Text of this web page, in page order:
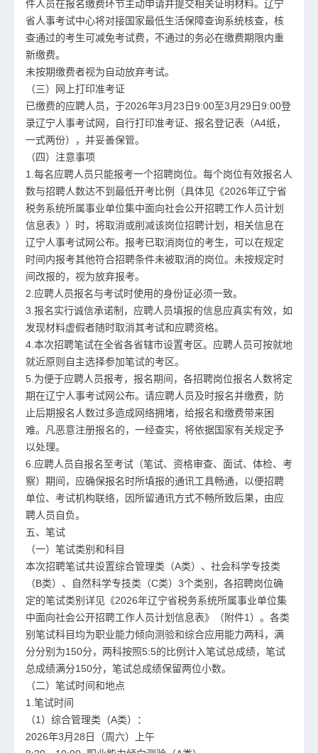
件人员在报名缴费环节主动申请并提交相关证明材料。辽宁
省人事考试中心将对接国家最低生活保障查询系统核查，核
查通过的考生可减免考试费，不通过的务必在缴费期限内重
新缴费。
未按期缴费者视为自动放弃考试。
（三）网上打印准考证
已缴费的应聘人员，于2026年3月23日9:00至3月29日9:00登
录辽宁人事考试网，自行打印准考证、报名登记表（A4纸，
一式两份），并妥善保管。
（四）注意事项
1.每名应聘人员只能报考一个招聘岗位。每个岗位有效报名人
数与招聘人数达不到最低开考比例（具体见《2026年辽宁省
税务系统所属事业单位集中面向社会公开招聘工作人员计划
信息表》）时，将取消或削减该岗位招聘计划，相关信息在
辽宁人事考试网公布。报考已取消岗位的考生，可以在规定
时间内报考其他符合招聘条件未被取消的岗位。未按规定时
间改报的，视为放弃报考。
2.应聘人员报名与考试时使用的身份证必须一致。
3.报名实行诚信承诺制，应聘人员填报的信息应真实有效，如
发现材料虚假者随时取消其考试和应聘资格。
4.本次招聘笔试在全省各省辖市设置考区。应聘人员可按就地
就近原则自主选择参加笔试的考区。
5.为便于应聘人员报考，报名期间，各招聘岗位报名人数将定
期在辽宁人事考试网公布。请应聘人员及时报名并缴费，防
止后期报名人数过多造成网络拥堵，给报名和缴费带来困
难。凡恶意注册报名的，一经查实，将依据国家有关规定予
以处理。
6.应聘人员自报名至考试（笔试、资格审查、面试、体检、考
察）期间，应确保报名时所填报的通讯工具畅通，以便招聘
单位、考试机构联络，因所留通讯方式不畅所致后果，由应
聘人员自负。
五、笔试
（一）笔试类别和科目
本次招聘笔试共设置综合管理类（A类）、社会科学专技类
（B类）、自然科学专技类（C类）3个类别，各招聘岗位确
定的笔试类别详见《2026年辽宁省税务系统所属事业单位集
中面向社会公开招聘工作人员计划信息表》（附件1）。各类
别笔试科目均为职业能力倾向测验和综合应用能力两科，满
分分别为150分，两科按照5:5的比例计入笔试总成绩，笔试
总成绩满分150分，笔试总成绩保留两位小数。
（二）笔试时间和地点
1.笔试时间
（1）综合管理类（A类）：
2026年3月28日（周六）上午